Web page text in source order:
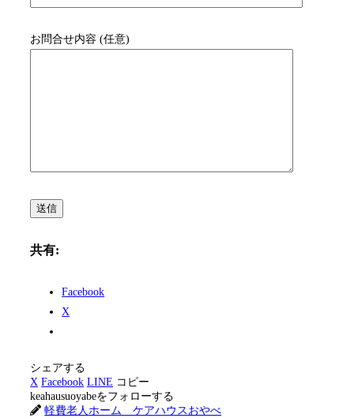
お問合せ内容 (任意)
共有:
Facebook
X
シェアする
X Facebook LINE コピー
keahausuoyabeをフォローする
軽費老人ホーム ケアハウスおやべ